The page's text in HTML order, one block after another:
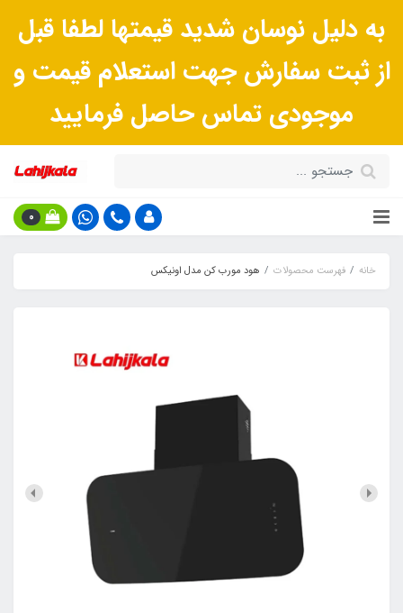
به دلیل نوسان شدید قیمتها لطفا قبل
از ثبت سفارش جهت استعلام قیمت و
موجودی تماس حاصل فرمایید
0
خانه فهرست محصولات هود مورب کن مدل اونیکس